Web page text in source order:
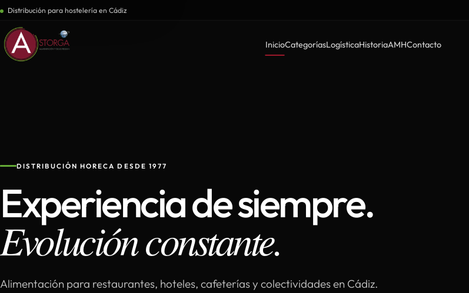
Distribución para hostelería en Cádiz
InicioCategoríasLogísticaHistoriaAMHContacto
DISTRIBUCIÓN HORECA DESDE 1977
Experiencia de siempre.
Evolución constante.
Alimentación para restaurantes, hoteles, cafeterías y colectividades en Cádiz.